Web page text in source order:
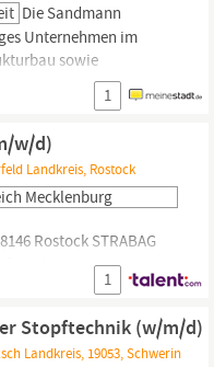
Die Sandmann
Unternehmen im
sowie
Mecklenburg-
(m/w/d), der unsere
Überblick auf der
1
w/d)
Landkreis, Rostock
Mecklenburg
Rostock STRABAG
Vorpommern
beginnt mit uns. Bei
individuelle Stärken
1
Stopftechnik (w/m/d)
Landkreis, 19053, Schwerin